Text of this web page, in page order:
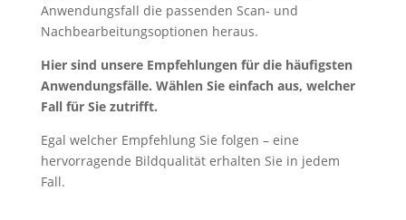
Anwendungsfall die passenden Scan- und
Nachbearbeitungsoptionen heraus.
Hier sind unsere Empfehlungen für die häufigsten
Anwendungsfälle. Wählen Sie einfach aus, welcher
Fall für Sie zutrifft.
Egal welcher Empfehlung Sie folgen – eine
hervorragende Bildqualität erhalten Sie in jedem
Fall.